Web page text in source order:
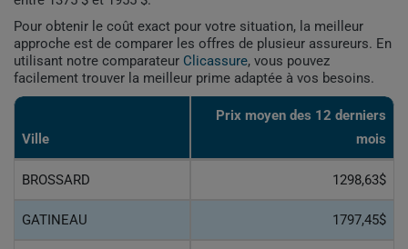
Pour obtenir le coût exact pour votre situation, la meilleur
approche est de comparer les offres de plusieur assureurs. En
utilisant notre comparateur Clicassure, vous pouvez
facilement trouver la meilleur prime adaptée à vos besoins.
Ville
Prix ​​moyen des 12 derniers
mois
BROSSARD 1298,63$
GATINEAU 1797,45$